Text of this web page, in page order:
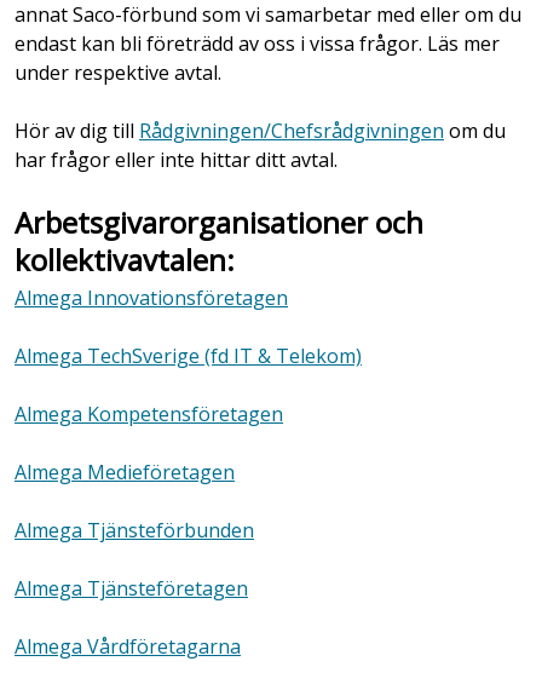
annat Saco-förbund som vi samarbetar med eller om du
endast kan bli företrädd av oss i vissa frågor. Läs mer
under respektive avtal.
Hör av dig till Rådgivningen/Chefsrådgivningen om du
har frågor eller inte hittar ditt avtal.
Arbetsgivarorganisationer och
kollektivavtalen:
Almega Innovationsföretagen
Almega TechSverige (fd IT & Telekom)
Almega Kompetensföretagen
Almega Medieföretagen
Almega Tjänsteförbunden
Almega Tjänsteföretagen
Almega Vårdföretagarna